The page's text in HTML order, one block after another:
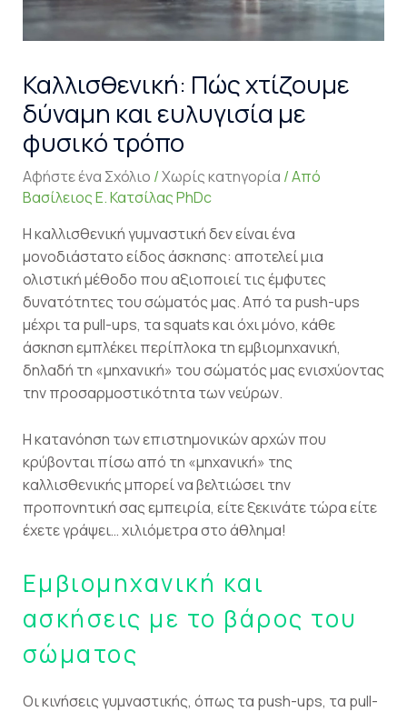
Καλλισθενική: Πώς χτίζουμε
δύναμη και ευλυγισία με
φυσικό τρόπο
Αφήστε ένα Σχόλιο /Χωρίς κατηγορία / Από
Βασίλειος Ε. Κατσίλας PhDc
Η καλλισθενική γυμναστική δεν είναι ένα
μονοδιάστατο είδος άσκησης: αποτελεί μια
ολιστική μέθοδο που αξιοποιεί τις έμφυτες
δυνατότητες του σώματός μας. Από τα push-ups
μέχρι τα pull-ups, τα squats και όχι μόνο, κάθε
άσκηση εμπλέκει περίπλοκα τη εμβιομηχανική,
δηλαδή τη «μηχανική» του σώματός μας ενισχύοντας
την προσαρμοστικότητα των νεύρων.
Η κατανόηση των επιστημονικών αρχών που
κρύβονται πίσω από τη «μηχανική» της
καλλισθενικής μπορεί να βελτιώσει την
προπονητική σας εμπειρία, είτε ξεκινάτε τώρα είτε
έχετε γράψει… χιλιόμετρα στο άθλημα!
Εμβιομηχανική και
ασκήσεις με το βάρος του
σώματος
Οι κινήσεις γυμναστικής, όπως τα push-ups, τα pull-